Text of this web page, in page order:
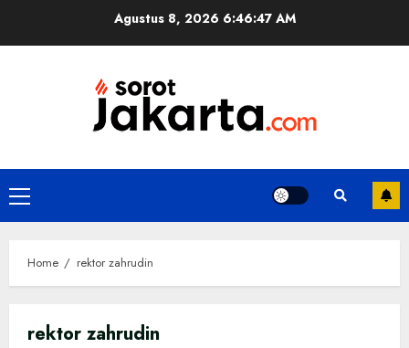
Agustus 8, 2026 6:46:48 AM
Primary
Menu
Home rektor zahrudin
rektor zahrudin